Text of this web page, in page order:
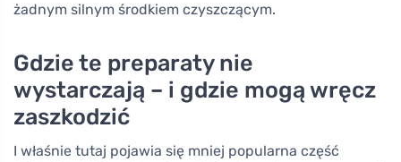
żadnym silnym środkiem czyszczącym.
Gdzie te preparaty nie
wystarczają – i gdzie mogą wręcz
zaszkodzić
I właśnie tutaj pojawia się mniej popularna część